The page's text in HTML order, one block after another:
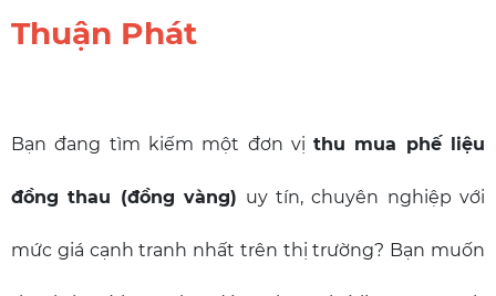
Thuận Phát
Bạn đang tìm kiếm một đơn vịthu mua phế liệu
đồng thau (đồng vàng) uy tín, chuyên nghiệp với
mức giá cạnh tranh nhất trên thị trường? Bạn muốn